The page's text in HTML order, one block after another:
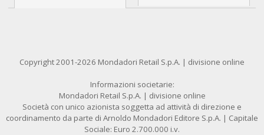
Copyright 2001-2026 Mondadori Retail S.p.A. | divisione online
Informazioni societarie:
Mondadori Retail S.p.A. | divisione online
Società con unico azionista soggetta ad attività di direzione e
coordinamento da parte di Arnoldo Mondadori Editore S.p.A. | Capitale
Sociale: Euro 2.700.000 i.v.